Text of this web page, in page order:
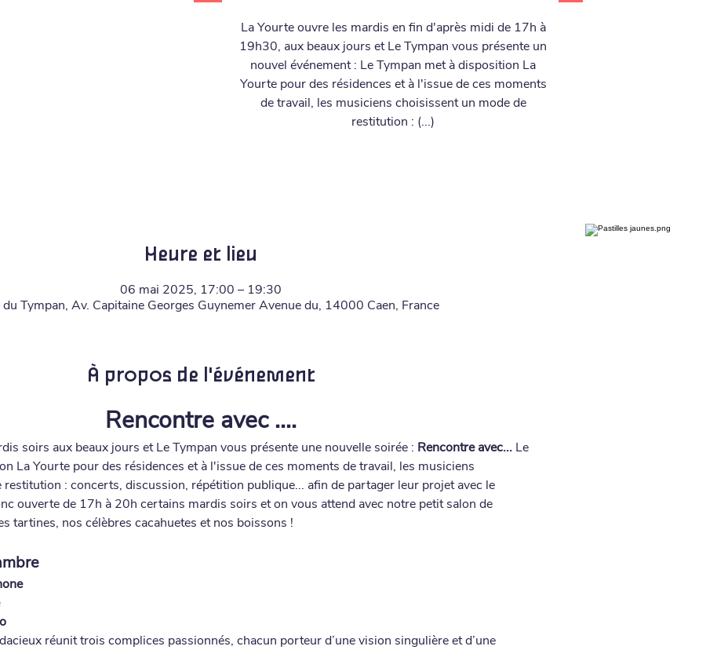
La Yourte ouvre les mardis en fin d'après midi de 17h à
19h30, aux beaux jours et Le Tympan vous présente un
nouvel événement : Le Tympan met à disposition La
Yourte pour des résidences et à l'issue de ces moments
de travail, les musiciens choisissent un mode de
restitution : (...)
Heure et lieu
06 mai 2025, 17:00 – 19:30
Tympan, Av. Capitaine Georges Guynemer Avenue du, 14000 Caen, France
À propos de l'événement
Rencontre avec ....
soirs aux beaux jours et Le Tympan vous présente une nouvelle soirée : Rencontre avec... Le
La Yourte pour des résidences et à l'issue de ces moments de travail, les musiciens
: concerts, discussion, répétition publique... afin de partager leur projet avec le
ouverte de 17h à 20h certains mardis soirs et on vous attend avec notre petit salon de
tartines, nos célèbres cacahuetes et nos boissons !
réunit trois complices passionnés, chacun porteur d’une vision singulière et d’une